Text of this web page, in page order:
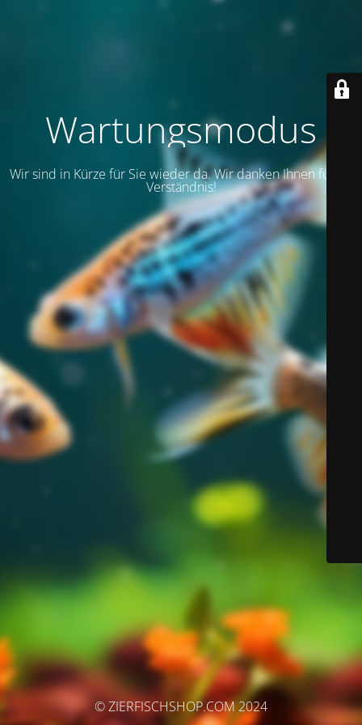
Wartungsmodus
Wir sind in Kürze für Sie wieder da. Wir danken Ihnen für Ihr
Verständnis!
© ZIERFISCHSHOP.COM 2024